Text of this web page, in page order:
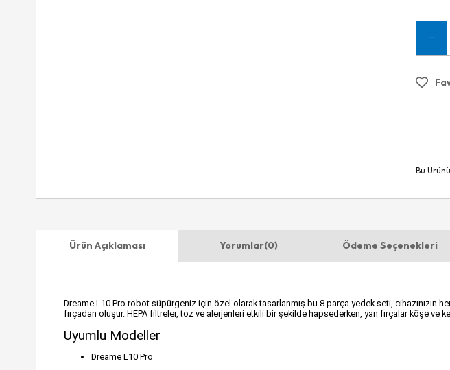
Bu
Ürün Açıklaması Yorumlar(0) Ödeme Seçenekleri
Dreame L10 Pro robot süpürgeniz için özel olarak tasarlanmış bu 8 parça yedek seti, cihazınızın
fırçadan oluşur. HEPA filtreler, toz ve alerjenleri etkili bir şekilde hapsederken, yan fırçalar köşe
Uyumlu Modeller
Dreame L10 Pro